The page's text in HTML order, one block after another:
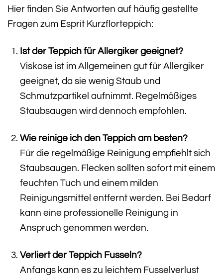
Hier finden Sie Antworten auf häufig gestellte
Fragen zum Esprit Kurzflorteppich:
Ist der Teppich für Allergiker geeignet?
Viskose ist im Allgemeinen gut für Allergiker
geeignet, da sie wenig Staub und
Schmutzpartikel aufnimmt. Regelmäßiges
Staubsaugen wird dennoch empfohlen.
Wie reinige ich den Teppich am besten?
Für die regelmäßige Reinigung empfiehlt sich
Staubsaugen. Flecken sollten sofort mit einem
feuchten Tuch und einem milden
Reinigungsmittel entfernt werden. Bei Bedarf
kann eine professionelle Reinigung in
Anspruch genommen werden.
Verliert der Teppich Fusseln?
Anfangs kann es zu leichtem Fusselverlust